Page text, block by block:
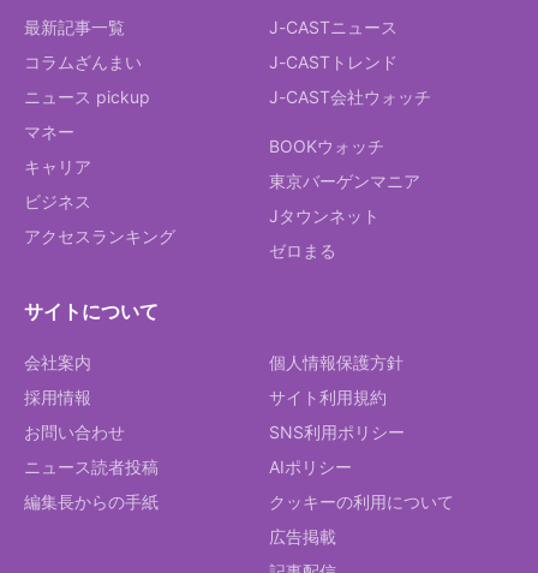
最新記事一覧
コラムざんまい
ニュース pickup
マネー
キャリア
ビジネス
アクセスランキング
J-CASTニュース
J-CASTトレンド
J-CAST会社ウォッチ
BOOKウォッチ
東京バーゲンマニア
Jタウンネット
ゼロまる
サイトについて
会社案内
採用情報
お問い合わせ
ニュース読者投稿
編集長からの手紙
個人情報保護方針
サイト利用規約
SNS利用ポリシー
AIポリシー
クッキーの利用について
広告掲載